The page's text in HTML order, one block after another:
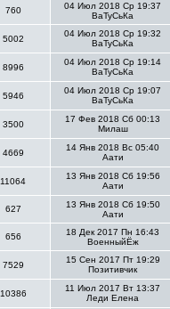
760
04 Июл 2018 Ср 19:37
ВаТуСьКа
5002
04 Июл 2018 Ср 19:32
ВаТуСьКа
8996
04 Июл 2018 Ср 19:14
ВаТуСьКа
5946
04 Июл 2018 Ср 19:07
ВаТуСьКа
3500
17 Фев 2018 Сб 00:13
Милаш
4669
14 Янв 2018 Вс 05:40
Аати
11064
13 Янв 2018 Сб 19:56
Аати
627
13 Янв 2018 Сб 19:50
Аати
656
18 Дек 2017 Пн 16:43
ВоенныйЁж
7529
15 Сен 2017 Пт 19:29
Позитивчик
10386
11 Июл 2017 Вт 13:37
Леди Елена